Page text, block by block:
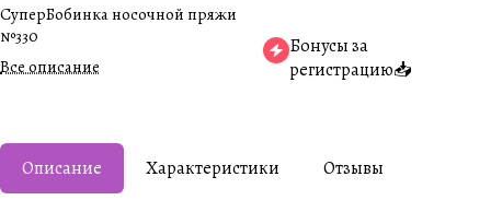
СуперБобинка носочной пряжи
№330
Все описание
Бонусы за
регистрацию📥
Описание Характеристики Отзывы